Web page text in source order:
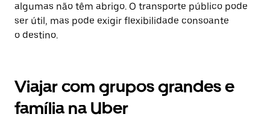
algumas não têm abrigo. O transporte público pode
ser útil, mas pode exigir flexibilidade consoante
o destino.
Viajar com grupos grandes e
família na Uber